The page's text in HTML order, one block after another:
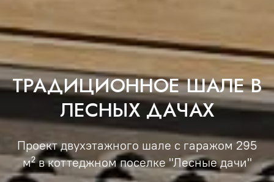
ТРАДИЦИОННОЕ ШАЛЕ В
ЛЕСНЫХ ДАЧАХ
Проект двухэтажного шале с гаражом 295
м² в коттеджном поселке "Лесные дачи"